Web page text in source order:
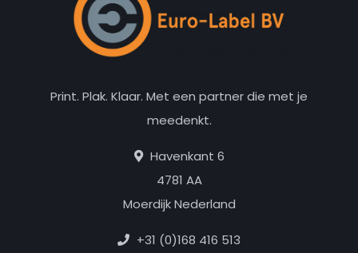
Print. Plak. Klaar. Met een partner die met je
meedenkt.
Havenkant 6
4781 AA
Moerdijk Nederland
+31 (0)168 416 513